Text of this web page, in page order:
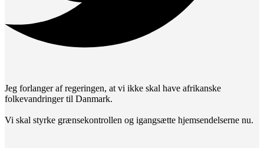
Jeg forlanger af regeringen, at vi ikke skal have afrikanske
folkevandringer til Danmark.
Vi skal styrke grænsekontrollen og igangsætte hjemsendelserne nu.